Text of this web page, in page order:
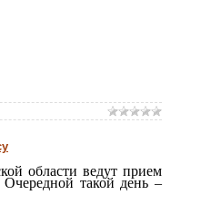
области ведут прием
такой день –